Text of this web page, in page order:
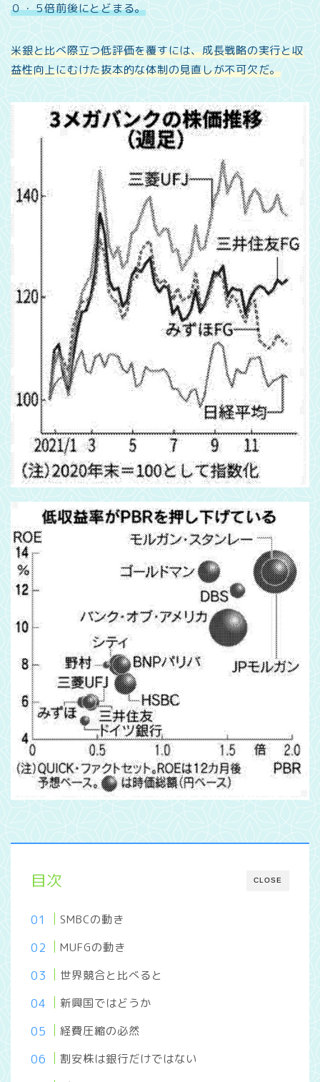
０・５倍前後にとどまる。
米銀と比べ際立つ低評価を覆すには、成長戦略の実行と収
益性向上にむけた抜本的な体制の見直しが不可欠だ。
CLOSE
目次
SMBCの動き
MUFGの動き
世界競合と比べると
新興国ではどうか
経費圧縮の必然
割安株は銀行だけではない